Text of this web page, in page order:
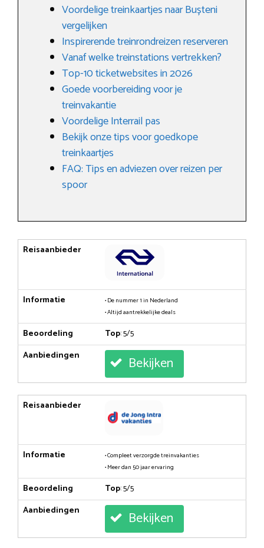
Voordelige treinkaartjes naar Bușteni
vergelijken
Inspirerende treinrondreizen reserveren
Vanaf welke treinstations vertrekken?
Top-10 ticketwebsites in 2026
Goede voorbereiding voor je
treinvakantie
Voordelige Interrail pas
Bekijk onze tips voor goedkope
treinkaartjes
FAQ: Tips en adviezen over reizen per
spoor
Reisaanbieder
Informatie
• De nummer 1 in Nederland
• Altijd aantrekkelijke deals
Beoordeling Top: 5/5
Aanbiedingen
Bekijken
Reisaanbieder
Informatie
• Compleet verzorgde treinvakanties
• Meer dan 50 jaar ervaring
Beoordeling Top: 5/5
Aanbiedingen
Bekijken